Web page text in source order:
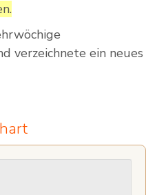
verzeichnete ein neues